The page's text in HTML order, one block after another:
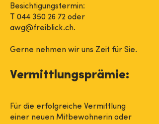
Besichtigungstermin:
044 350 26 72 oder
awg@freiblick.ch.
Gerne nehmen wir uns Zeit für Sie.
Vermittlungsprämie:
Für die erfolgreiche Vermittlung
einer neuen Mitbewohnerin oder